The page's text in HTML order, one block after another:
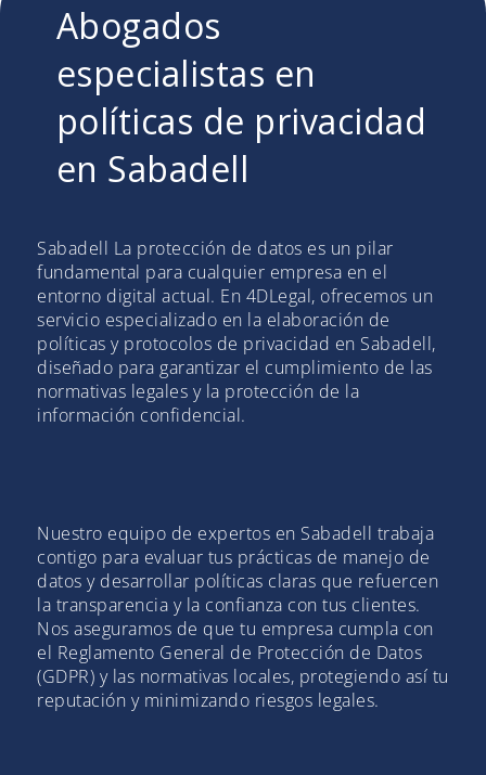
Abogados
especialistas en
políticas de privacidad
en Sabadell
Sabadell La protección de datos es un pilar
fundamental para cualquier empresa en el
entorno digital actual. En 4DLegal, ofrecemos un
servicio especializado en la elaboración de
políticas y protocolos de privacidad en Sabadell,
diseñado para garantizar el cumplimiento de las
normativas legales y la protección de la
información confidencial.
Nuestro equipo de expertos en Sabadell trabaja
contigo para evaluar tus prácticas de manejo de
datos y desarrollar políticas claras que refuercen
la transparencia y la confianza con tus clientes.
Nos aseguramos de que tu empresa cumpla con
el Reglamento General de Protección de Datos
(GDPR) y las normativas locales, protegiendo así tu
reputación y minimizando riesgos legales.